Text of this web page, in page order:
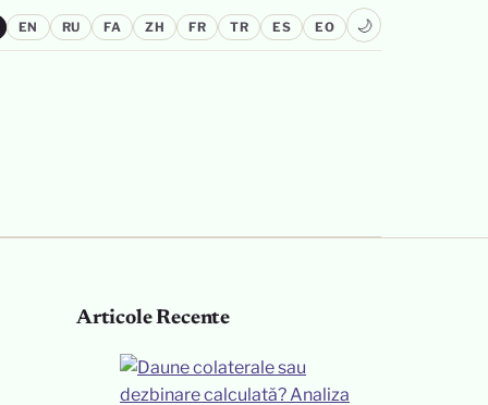
EN RU FA ZH FR TR ES EO 🌙
Articole Recente